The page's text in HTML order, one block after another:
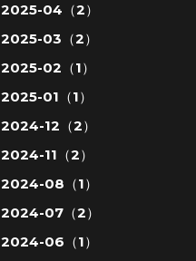
2025-04（2）
2025-03（2）
2025-02（1）
2025-01（1）
2024-12（2）
2024-11（2）
2024-08（1）
2024-07（2）
2024-06（1）